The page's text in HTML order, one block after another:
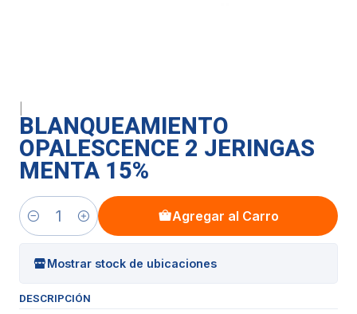
BLANQUEAMIENTO
OPALESCENCE 2 JERINGAS
MENTA 15%
Cantidad
Agregar al Carro
Mostrar stock de ubicaciones
DESCRIPCIÓN